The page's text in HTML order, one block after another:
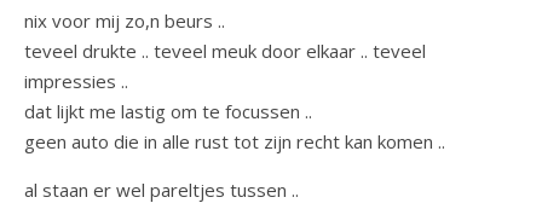
nix voor mij zo,n beurs ..
teveel drukte .. teveel meuk door elkaar .. teveel
impressies ..
dat lijkt me lastig om te focussen ..
geen auto die in alle rust tot zijn recht kan komen ..
al staan er wel pareltjes tussen ..